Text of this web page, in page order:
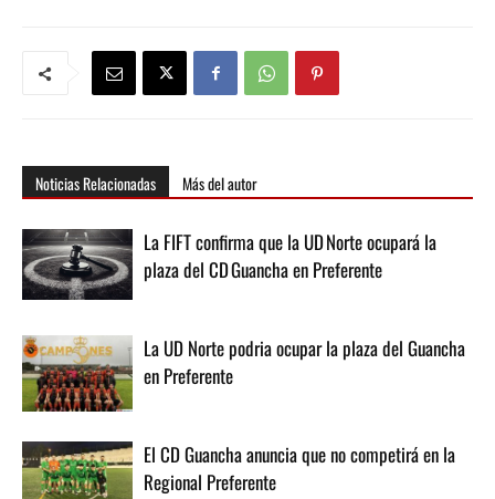
Noticias Relacionadas Más del autor
La FIFT confirma que la UD Norte ocupará la
plaza del CD Guancha en Preferente
La UD Norte podria ocupar la plaza del Guancha
en Preferente
El CD Guancha anuncia que no competirá en la
Regional Preferente